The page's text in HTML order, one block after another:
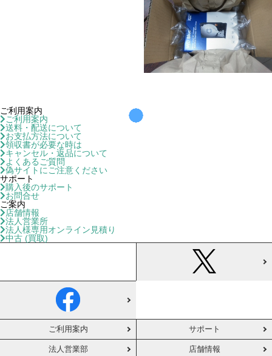
ご利用案内
ご利用案内
送料・配送について
お支払方法について
領収書が必要な時は
キャンセル・返品について
よくあるご質問
偽サイトにご注意ください
サポート
購入後のサポート
お問合せ
ご案内
店舗情報
法人営業所
法人様専用オンライン見積り
中古 (買取)
ご利用案内 サポート
法人営業部 店舗情報